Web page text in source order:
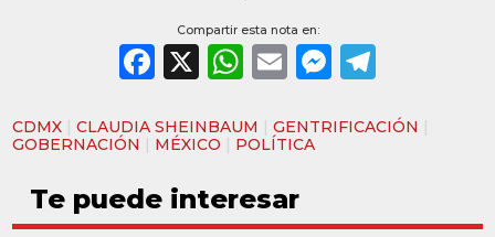
Compartir esta nota en:
Facebook
X WhatsApp
Email
CDMX |CLAUDIA SHEINBAUM |GENTRIFICACIÓN |
GOBERNACIÓN | MÉXICO | POLÍTICA
Te puede interesar